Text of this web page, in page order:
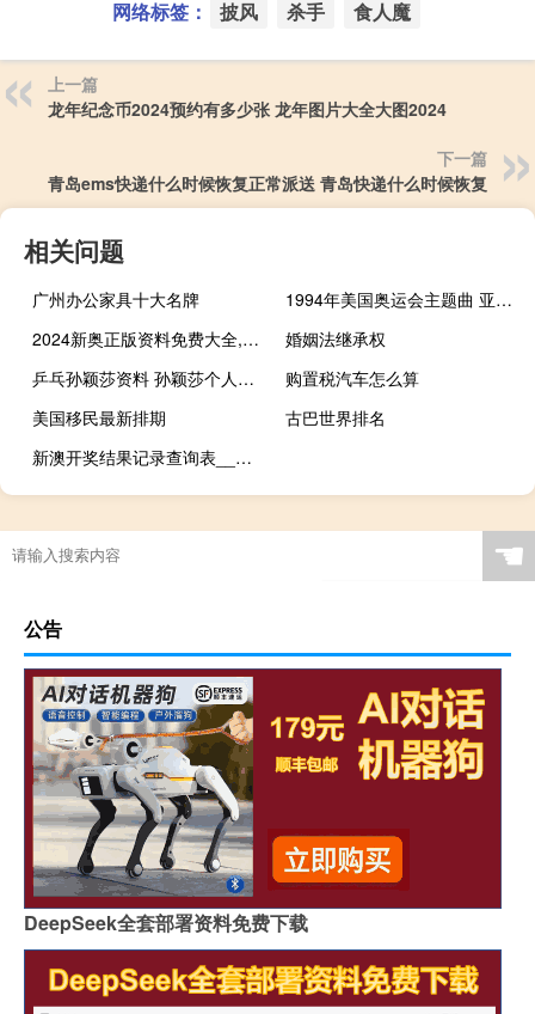
网络标签： 披风 杀手 食人魔
上一篇
龙年纪念币2024预约有多少张 龙年图片大全大图2024
下一篇
青岛ems快递什么时候恢复正常派送 青岛快递什么时候恢复
相关问题
广州办公家具十大名牌
1994年美国奥运会主题曲 亚特兰大奥运会主题曲
2024新奥正版资料免费大全,施助精选解释落实_GM版18.54.43
婚姻法继承权
乒乓孙颖莎资料 孙颖莎个人资料简介
购置税汽车怎么算
美国移民最新排期
古巴世界排名
新澳开奖结果记录查询表__完美解析解释落实-2386.ISO.529
☚
公告
DeepSeek全套部署资料免费下载